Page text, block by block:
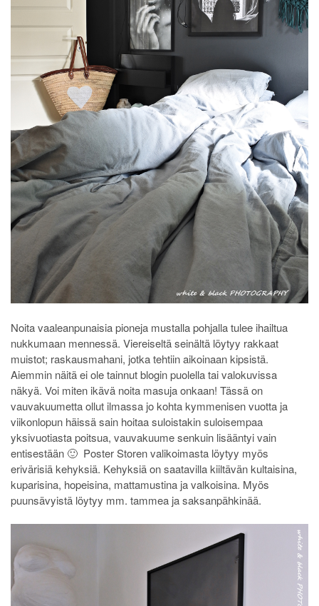
Noita vaaleanpunaisia pioneja mustalla pohjalla tulee ihailtua
nukkumaan mennessä. Viereiseltä seinältä löytyy rakkaat
muistot; raskausmahani, jotka tehtiin aikoinaan kipsistä.
Aiemmin näitä ei ole tainnut blogin puolella tai valokuvissa
näkyä. Voi miten ikävä noita masuja onkaan! Tässä on
vauvakuumetta ollut ilmassa jo kohta kymmenisen vuotta ja
viikonlopun häissä sain hoitaa suloistakin suloisempaa
yksivuotiasta poitsua, vauvakuume senkuin lisääntyi vain
entisestään 🙂 Poster Storen valikoimasta löytyy myös
erivärisiä kehyksiä. Kehyksiä on saatavilla kiiltävän kultaisina,
kuparisina, hopeisina, mattamustina ja valkoisina. Myös
puunsävyistä löytyy mm. tammea ja saksanpähkinää.